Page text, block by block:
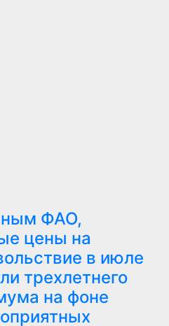
ФАО,
цены на
в июле
трехлетнего
на фоне